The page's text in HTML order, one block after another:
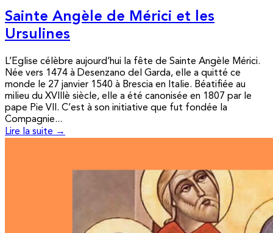
Sainte Angèle de Mérici et les
Ursulines
L’Eglise célèbre aujourd’hui la fête de Sainte Angèle Mérici.
Née vers 1474 à Desenzano del Garda, elle a quitté ce
monde le 27 janvier 1540 à Brescia en Italie. Béatifiée au
milieu du XVIIIè siècle, elle a été canonisée en 1807 par le
pape Pie VII. C’est à son initiative que fut fondée la
Compagnie...
Lire la suite →